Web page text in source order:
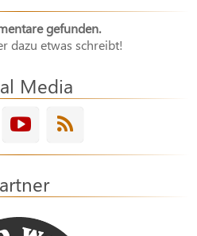
gefunden.
dazu etwas schreibt!
Media